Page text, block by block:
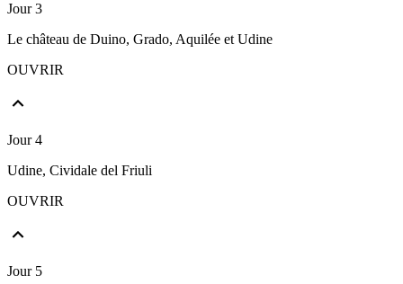
Jour 3
Le château de Duino, Grado, Aquilée et Udine
OUVRIR
Jour 4
Udine, Cividale del Friuli
OUVRIR
Jour 5